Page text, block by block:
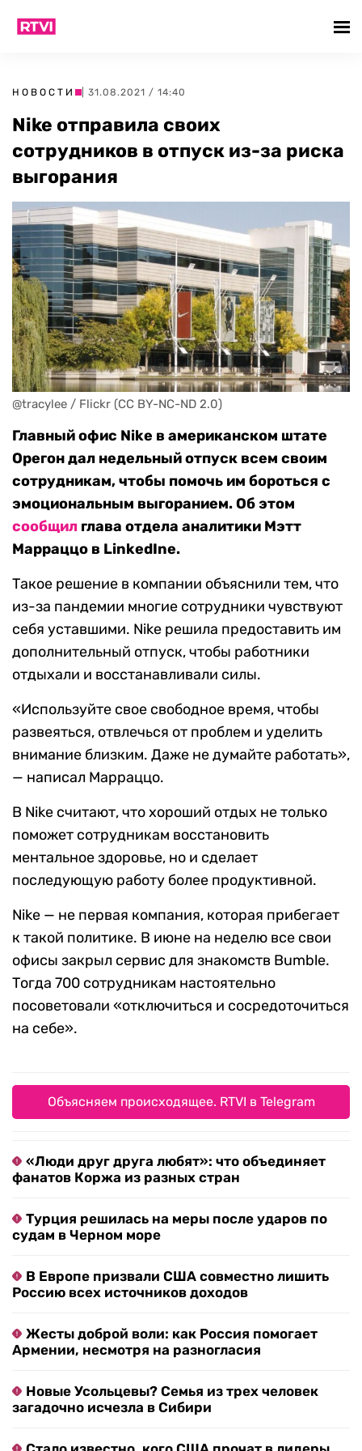
НОВОСТИ | 31.08.2021 / 14:40
Nike отправила своих
сотрудников в отпуск из-за риска
выгорания
@tracylee / Flickr (CC BY-NC-ND 2.0)
Главный офис Nike в американском штате
Орегон дал недельный отпуск всем своим
сотрудникам, чтобы помочь им бороться с
эмоциональным выгоранием. Об этом
сообщил глава отдела аналитики Мэтт
Марраццо в LinkedInе.
Такое решение в компании объяснили тем, что
из-за пандемии многие сотрудники чувствуют
себя уставшими. Nike решила предоставить им
дополнительный отпуск, чтобы работники
отдыхали и восстанавливали силы.
«Используйте свое свободное время, чтобы
развеяться, отвлечься от проблем и уделить
внимание близким. Даже не думайте работать»,
— написал Марраццо.
В Nike считают, что хороший отдых не только
поможет сотрудникам восстановить
ментальное здоровье, но и сделает
последующую работу более продуктивной.
Nike — не первая компания, которая прибегает
к такой политике. В июне на неделю все свои
офисы закрыл сервис для знакомств Bumble.
Тогда 700 сотрудникам настоятельно
посоветовали «отключиться и сосредоточиться
на себе».
Объясняем происходящее. RTVI в Telegram
«Люди друг друга любят»: что объединяет
фанатов Коржа из разных стран
Турция решилась на меры после ударов по
судам в Черном море
В Европе призвали США совместно лишить
Россию всех источников доходов
Жесты доброй воли: как Россия помогает
Армении, несмотря на разногласия
Новые Усольцевы? Семья из трех человек
загадочно исчезла в Сибири